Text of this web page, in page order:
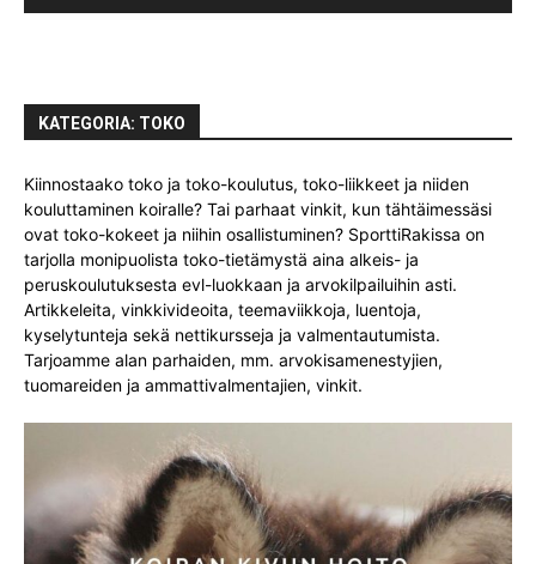
KATEGORIA: TOKO
Kiinnostaako toko ja toko-koulutus, toko-liikkeet ja niiden
kouluttaminen koiralle? Tai parhaat vinkit, kun tähtäimessäsi
ovat toko-kokeet ja niihin osallistuminen? SporttiRakissa on
tarjolla monipuolista toko-tietämystä aina alkeis- ja
peruskoulutuksesta evl-luokkaan ja arvokilpailuihin asti.
Artikkeleita, vinkkivideoita, teemaviikkoja, luentoja,
kyselytunteja sekä nettikursseja ja valmentautumista.
Tarjoamme alan parhaiden, mm. arvokisamenestyjien,
tuomareiden ja ammattivalmentajien, vinkit.